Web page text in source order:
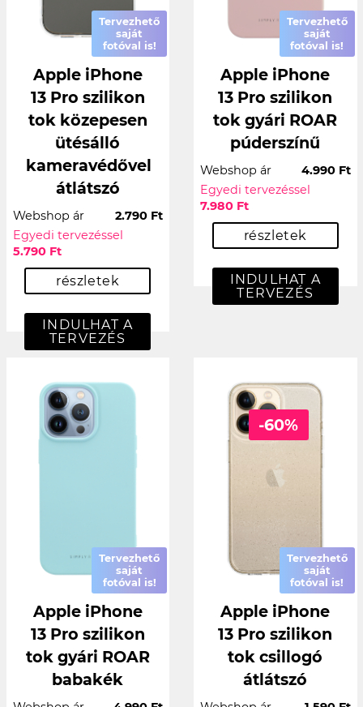
Tervezhető
saját
fotóval is!
Apple iPhone
13 Pro szilikon
tok közepesen
ütésálló
kameravédővel
átlátszó
Webshop ár
2.790 Ft
Egyedi tervezéssel
5.790 Ft
részletek
INDULHAT A
TERVEZÉS
Tervezhető
saját
fotóval is!
Apple iPhone
13 Pro szilikon
tok gyári ROAR
púderszínű
Webshop ár
4.990 Ft
Egyedi tervezéssel
7.980 Ft
részletek
INDULHAT A
TERVEZÉS
Tervezhető
saját
fotóval is!
Apple iPhone
13 Pro szilikon
tok gyári ROAR
babakék
-60%
Tervezhető
saját
fotóval is!
Apple iPhone
13 Pro szilikon
tok csillogó
átlátszó